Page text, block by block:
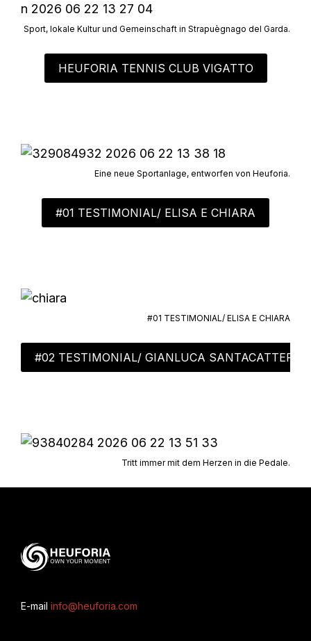
Sport, lokale Kultur und Gemeinschaft in Strapuègnago del Garda.
HEUFORIA TENNIS CLUB VIGATTO
Eine neue Sportanlage, entworfen von Heuforia.
#01 TESTIMONIAL/ ELISA E CHIARA
#01 TESTIMONIAL/ ELISA E CHIARA
#02 TESTIMONIAL/ GIANLUCA
Tritt immer mit dem Herzen in die Pedale.
E-mail info@heuforia.com